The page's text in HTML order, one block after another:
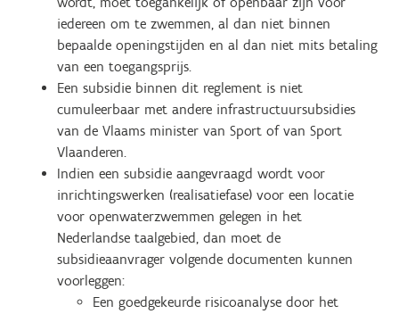
iedereen om te zwemmen, al dan niet binnen
bepaalde openingstijden en al dan niet mits betaling
van een toegangsprijs.
Een subsidie binnen dit reglement is niet
cumuleerbaar met andere infrastructuursubsidies
van de Vlaams minister van Sport of van Sport
Vlaanderen.
Indien een subsidie aangevraagd wordt voor
inrichtingswerken (realisatiefase) voor een locatie
voor openwaterzwemmen gelegen in het
Nederlandse taalgebied, dan moet de
subsidieaanvrager volgende documenten kunnen
voorleggen:
Een goedgekeurde risicoanalyse door het